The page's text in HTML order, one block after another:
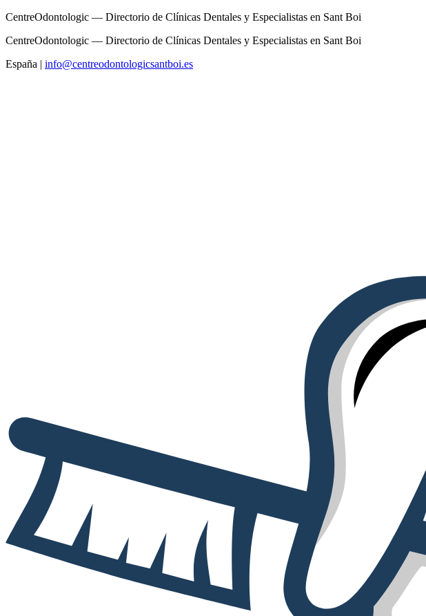
CentreOdontologic — Directorio de Clínicas Dentales y Especialistas en Sant Boi
CentreOdontologic — Directorio de Clínicas Dentales y Especialistas en Sant Boi
España | info@centreodontologicsantboi.es